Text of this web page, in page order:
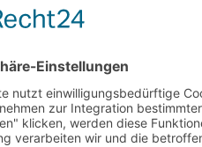
als Ibiza. Wenn man sich
die gleichnamige Insel zu
hochladenoder einbinden. Wir